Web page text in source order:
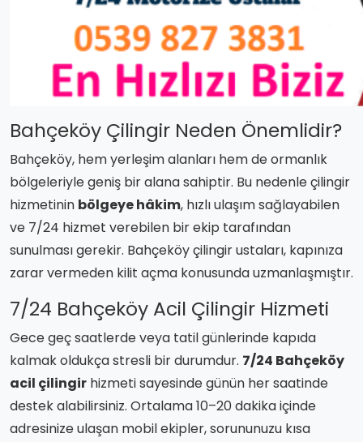
Bahçeköy Çilingir Neden Önemlidir?
Bahçeköy, hem yerleşim alanları hem de ormanlık
bölgeleriyle geniş bir alana sahiptir. Bu nedenle çilingir
hizmetinin bölgeye hâkim, hızlı ulaşım sağlayabilen
ve 7/24 hizmet verebilen bir ekip tarafından
sunulması gerekir. Bahçeköy çilingir ustaları, kapınıza
zarar vermeden kilit açma konusunda uzmanlaşmıştır.
7/24 Bahçeköy Acil Çilingir Hizmeti
Gece geç saatlerde veya tatil günlerinde kapıda
kalmak oldukça stresli bir durumdur. 7/24 Bahçeköy
acil çilingir hizmeti sayesinde günün her saatinde
destek alabilirsiniz. Ortalama 10–20 dakika içinde
adresinize ulaşan mobil ekipler, sorununuzu kısa